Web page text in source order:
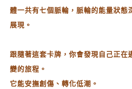
體一共有七個脈輪，脈輪的能量狀態
展現。
跟隨著這套卡牌，你會發現自己正在
變的旅程。
它能安撫創傷、轉化低潮。